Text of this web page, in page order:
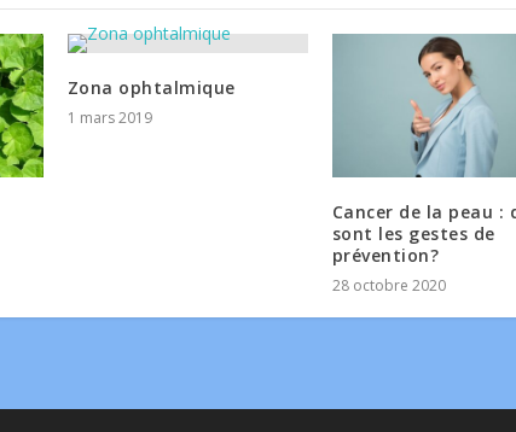
Zona ophtalmique
1 mars 2019
Cancer de la peau :
sont les gestes de
prévention?
28 octobre 2020